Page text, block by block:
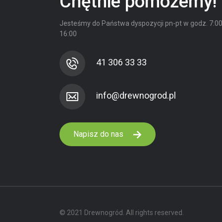
Jesteśmy do Państwa dyspozycji pn-pt w godz.
16:00
41 306 33 33
Napisz do nas
© 2021 Drewnogród. All rights reserved.